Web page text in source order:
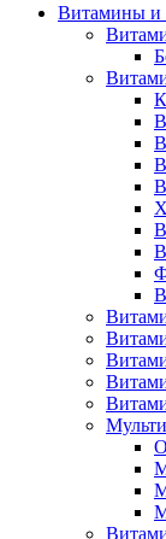
Витамины и